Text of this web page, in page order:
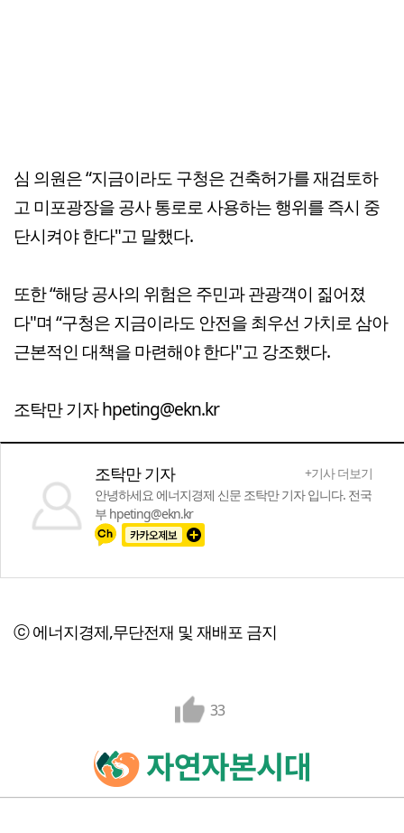
심 의원은 “지금이라도 구청은 건축허가를 재검토하
고 미포광장을 공사 통로로 사용하는 행위를 즉시 중
단시켜야 한다"고 말했다.
또한 “해당 공사의 위험은 주민과 관광객이 짊어졌
다"며 “구청은 지금이라도 안전을 최우선 가치로 삼아
근본적인 대책을 마련해야 한다"고 강조했다.
조탁만 기자 hpeting@ekn.kr
조탁만 기자
+기사 더보기
안녕하세요 에너지경제 신문 조탁만 기자 입니다. 전국
부 hpeting@ekn.kr
ⓒ 에너지경제,무단전재 및 재배포 금지
33